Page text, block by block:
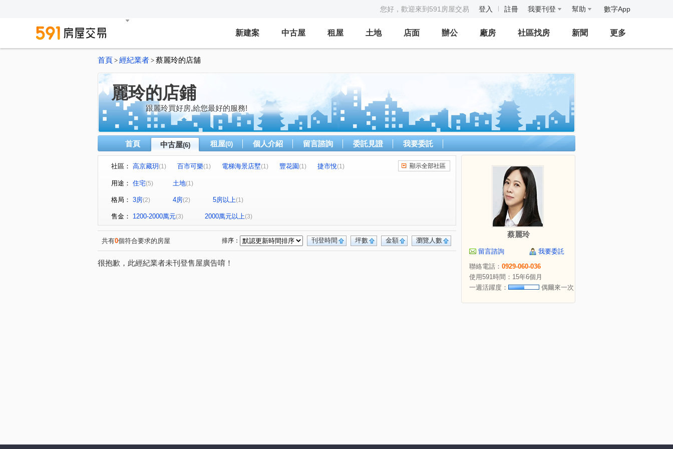
您好，歡迎來到591房屋交易 登入 註冊 我要刊登 幫助 數字App
新建案 中古屋 租屋 土地 店面 辦公 廠房 社區找房 新聞 更多
首頁 > 經紀業者 > 蔡麗玲的店舖
麗玲的店鋪
跟麗玲買好房,給您最好的服務!
首頁 中古屋(6) 租屋(0) 個人介紹 留言諮詢 委託見證 我要委託
社區： 高京藏玥(1) 百市可樂(1) 電梯海景店墅(1) 豐花園(1) 捷市悅(1)
芎林二街 中昌街
顯示全部社區
用途： 住宅(5) 土地(1)
格局： 3房(2) 4房(2) 5房以上(1)
售金： 1200-2000萬元(3) 2000萬元以上(3)
共有0個符合要求的房屋 瀏覽人數
金額
坪數
刊登時間
排序：
很抱歉，此經紀業者未刊登售屋廣告唷！
蔡麗玲
留言諮詢
我要委託
聯絡電話： 0929-060-036
使用591時間：15年6個月
一週活躍度：
偶爾來一次